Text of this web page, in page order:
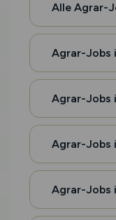
Alle Agrar-
Agrar-Jobs
Agrar-Jobs
Agrar-Jobs
Agrar-Jobs